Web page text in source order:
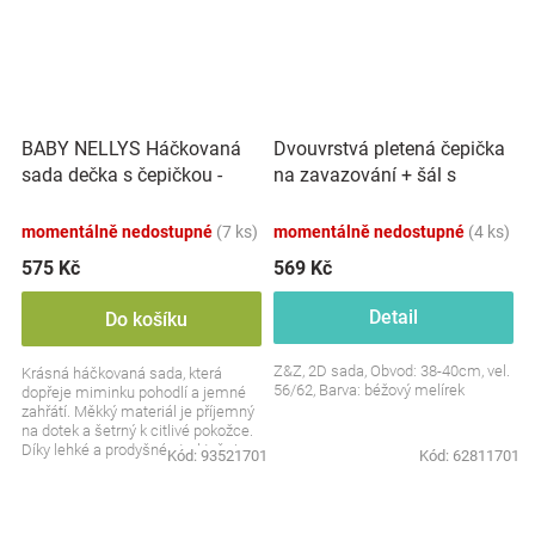
BABY NELLYS Háčkovaná
sada dečka s čepičkou -
momentálně nedostupné (7 ks)
575 Kč
Do košíku
Krásná háčkovaná sada, která
dopřeje miminku pohodlí a jemné
zahřátí. Měkký materiál je příjemný
na dotek a šetrný k citlivé pokožce.
Díky lehké a prodyšné struktuře je
Kód: 93521701
Dvouvrstvá pletená čepička
na zavazování + šál s
momentálně nedostupné (4 ks)
569 Kč
Detail
Z&Z, 2D sada, Obvod: 38-40cm, vel.
56/62, Barva: béžový melírek
Kód: 62811701